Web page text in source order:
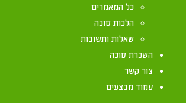
כל המאמרים
הלכות סוכה
שאלות ותשובות
השכרת סוכה
צור קשר
עמוד מבצעים